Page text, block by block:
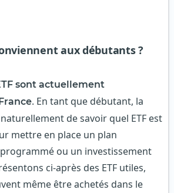
aux débutants ?
sont actuellement
. En tant que débutant, la
de savoir quel ETF est
mettre en place un plan
ou un investissement
ci-après des ETF utiles,
même être achetés dans le